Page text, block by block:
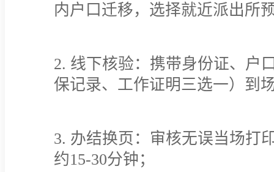
内户口迁移，选择就近派出所
2. 线下核验：携带身份证、户
保记录、工作证明三选一）到
3. 办结换页：审核无误当场打
约15-30分钟；